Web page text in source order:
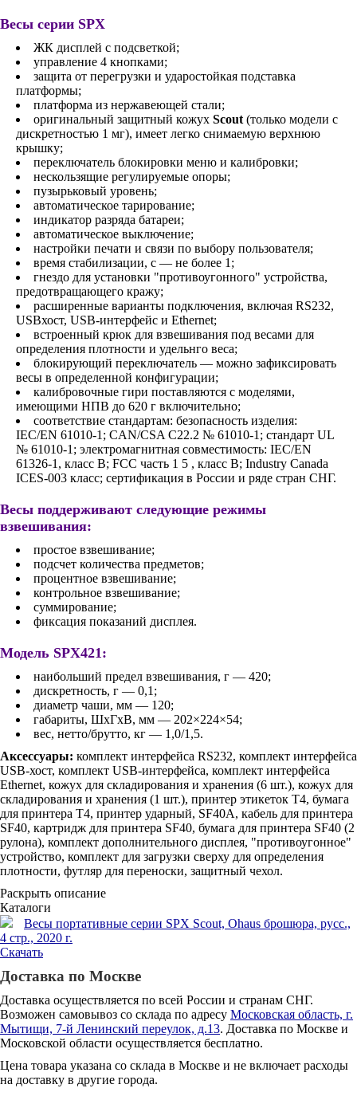
Весы cерии SPX
ЖК дисплей с подсветкой;
управление 4 кнопками;
защита от перегрузки и ударостойкая подставка
платформы;
платформа из нержавеющей стали;
оригинальный защитный кожух Scout (только модели с
дискретностью 1 мг), имеет легко снимаемую верхнюю
крышку;
переключатель блокировки меню и калибровки;
нескользящие регулируемые опоры;
пузырьковый уровень;
автоматическое тарирование;
индикатор разряда батареи;
автоматическое выключение;
настройки печати и связи по выбору пользователя;
время стабилизации, с — не более 1;
гнездо для установки "противоугонного" устройства,
предотвращающего кражу;
расширенные варианты подключения, включая RS232,
USBхост, USB-интерфейс и Ethernet;
встроенный крюк для взвешивания под весами для
определения плотности и удельнго веса;
блокирующий переключатель — можно зафиксировать
весы в определенной конфигурации;
калибровочные гири поставляются с моделями,
имеющими НПВ до 620 г включительно;
соответствие стандартам: безопасность изделия:
IEC/EN 61010-1; CAN/CSA C22.2 № 61010-1; стандарт UL
№ 61010-1; электромагнитная совместимость: IEC/EN
61326-1, класс B; FCC часть 1 5 , класс B; Industry Canada
ICES-003 класс; сертификация в России и ряде стран СНГ.
Весы поддерживают следующие режимы
взвешивания:
простое взвешивание;
подсчет количества предметов;
процентное взвешивание;
контрольное взвешивание;
суммирование;
фиксация показаний дисплея.
Модель SPX421:
наибольший предел взвешивания, г — 420;
дискретность, г — 0,1;
диаметр чаши, мм — 120;
габариты, ШхГхВ, мм — 202×224×54;
вес, нетто/брутто, кг — 1,0/1,5.
Аксессуары: комплект интерфейса RS232, комплект интерфейса
USB-хост, комплект USB-интерфейса, комплект интерфейса
Ethernet, кожух для складирования и хранения (6 шт.), кожух для
складирования и хранения (1 шт.), принтер этикеток Т4, бумага
для принтера Т4, принтер ударный, SF40A, кабель для принтера
SF40, картридж для принтера SF40, бумага для принтера SF40 (2
рулона), комплект дополнительного дисплея, "противоугонное"
устройство, комплект для загрузки сверху для определения
плотности, футляр для переноски, защитный чехол.
Раскрыть описание
Каталоги
Весы портативные серии SPX Scout, Ohaus брошюра, русс.,
4 стр., 2020 г.
Скачать
Доставка по Москве
Доставка осуществляется по всей России и странам СНГ.
Возможен самовывоз со склада по адресу Московская область, г.
Мытищи, 7-й Ленинский переулок, д.13. Доставка по Москве и
Московской области осуществляется бесплатно.
Цена товара указана со склада в Москве и не включает расходы
на доставку в другие города.